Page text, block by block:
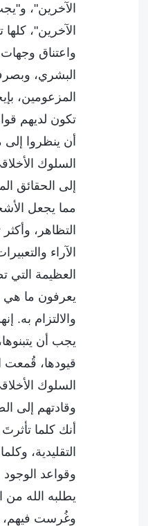
الآخرين"،
الآخرين"،
واعتناق
البشري، وبصرف
المزعومين،
تكون لديهم
أن ينظروا إلى
السلوك
إلى الحقائق
مما يجعل
التظاهر،
الآراء
العظيمة التي
يعرفون ما هي
والالتزام به.
يجب أن
قيودها، قُمعت
السلوك
وقادتهم إلى
أنك كلما
التقليدية،
وقواعد
يطلبه الله من
وغُرست فيهم،